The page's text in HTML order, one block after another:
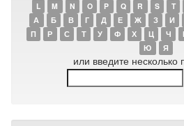
L
M N O P Q R S T
А
Б В Г Д Е Ж З И
П
Р С Т У Ф Х Ц Ч
Ю
Я
или введите несколько